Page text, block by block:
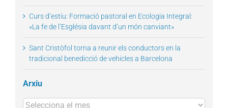
Curs d’estiu: Formació pastoral en Ecologia Integral:
«La fe de l’Església davant d’un món canviant»
Sant Cristòfol torna a reunir els conductors en la
tradicional benedicció de vehicles a Barcelona
Arxiu
Arxius